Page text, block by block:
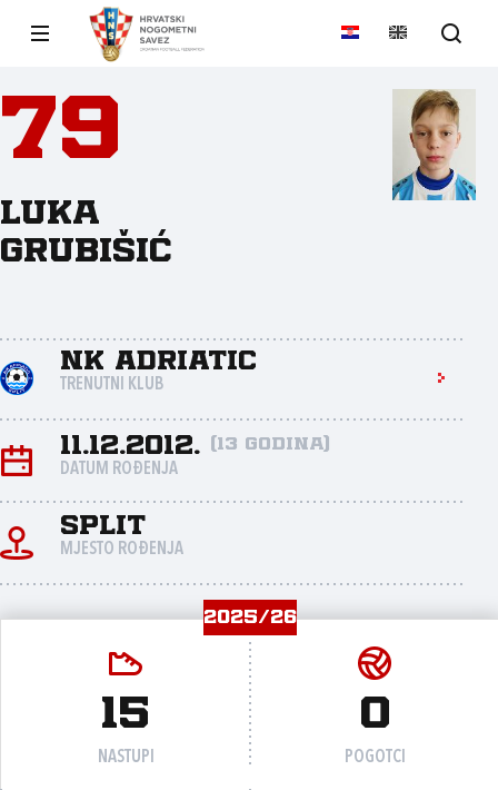
79
Luka
Grubišić
NK Adriatic
TRENUTNI KLUB
11.12.2012. (13 godina)
DATUM ROĐENJA
Split
MJESTO ROĐENJA
2025/26
15
NASTUPI
0
POGOTCI